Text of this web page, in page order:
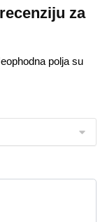
za
polja su